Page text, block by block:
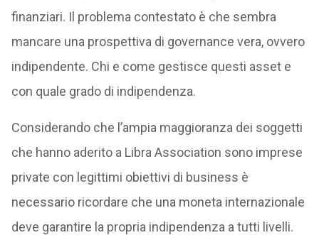
finanziari. Il problema contestato è che sembra
mancare una prospettiva di governance vera, ovvero
indipendente. Chi e come gestisce questi asset e
con quale grado di indipendenza.
Considerando che l’ampia maggioranza dei soggetti
che hanno aderito a Libra Association sono imprese
private con legittimi obiettivi di business è
necessario ricordare che una moneta internazionale
deve garantire la propria indipendenza a tutti livelli.